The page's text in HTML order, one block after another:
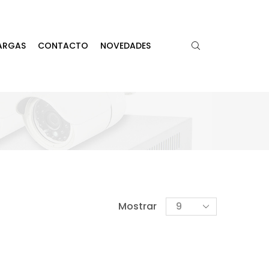
CONTACTO NOVEDADES
Mostrar